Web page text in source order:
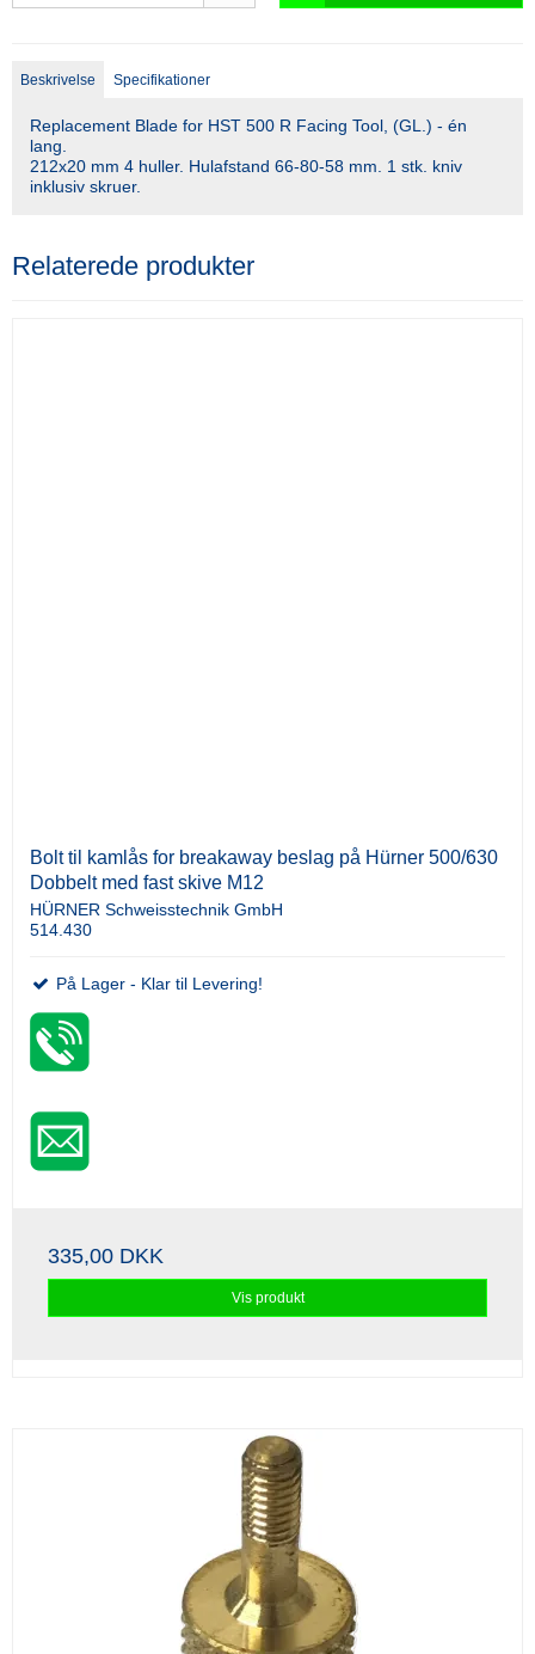
Beskrivelse Specifikationer
Replacement Blade for HST 500 R Facing Tool, (GL.) - én
lang.
212x20 mm 4 huller. Hulafstand 66-80-58 mm. 1 stk. kniv
inklusiv skruer.
Relaterede produkter
Bolt til kamlås for breakaway beslag på Hürner 500/630
Dobbelt med fast skive M12
HÜRNER Schweisstechnik GmbH
514.430
På Lager - Klar til Levering!
335,00 DKK
Vis produkt